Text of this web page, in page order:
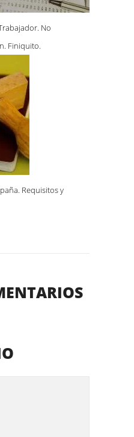
No
Finiquito.
Requisitos y